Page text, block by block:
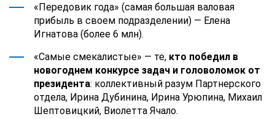
«Передовик года» (самая большая валовая
прибыль в своем подразделении) — Елена
Игнатова (более 6 млн).
«Самые смекалистые» — те, кто победил в
новогоднем конкурсе задач и головоломок от
президента: коллективный разум Партнерского
отдела, Ирина Дубинина, Ирина Урюпина, Михаил
Шептовицкий, Виолетта Ячало.